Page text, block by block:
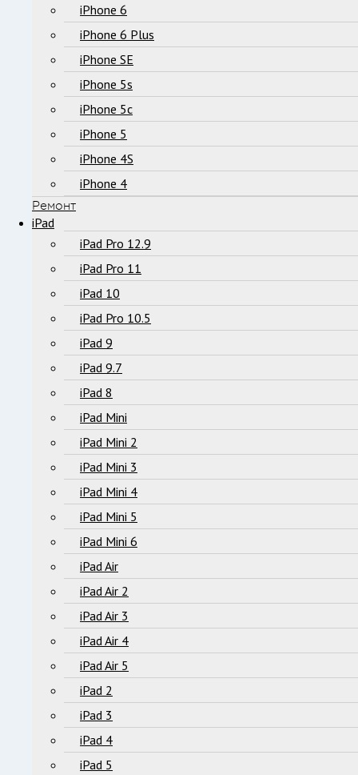
iPhone 6
iPhone 6 Plus
iPhone SE
iPhone 5s
iPhone 5c
iPhone 5
iPhone 4S
iPhone 4
Ремонт
iPad
iPad Pro 12.9
iPad Pro 11
iPad 10
iPad Pro 10.5
iPad 9
iPad 9.7
iPad 8
iPad Mini
iPad Mini 2
iPad Mini 3
iPad Mini 4
iPad Mini 5
iPad Mini 6
iPad Air
iPad Air 2
iPad Air 3
iPad Air 4
iPad Air 5
iPad 2
iPad 3
iPad 4
iPad 5